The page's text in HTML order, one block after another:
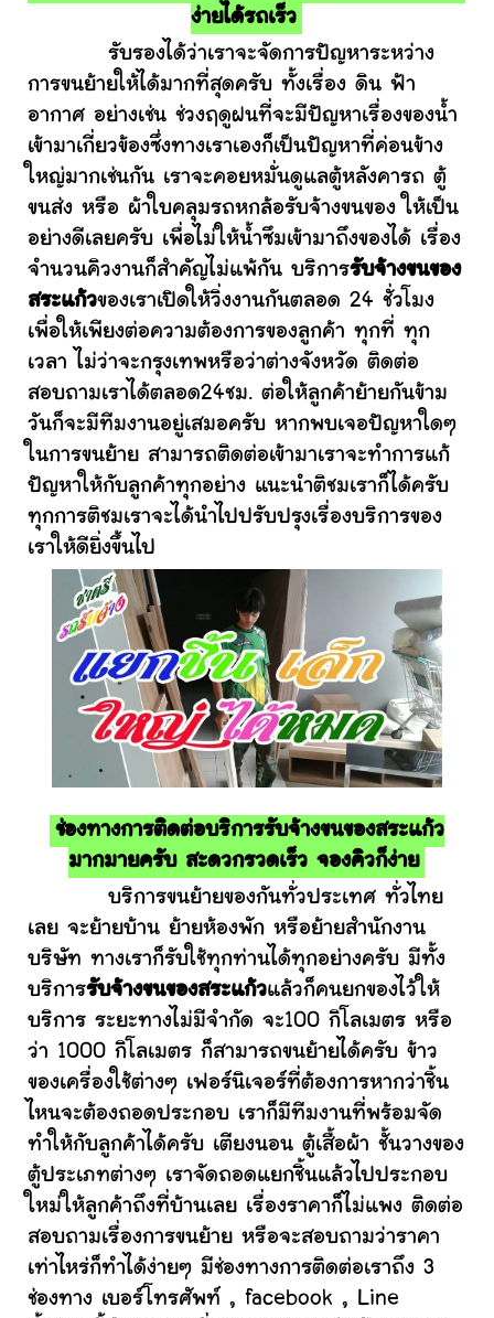
ง่ายได้รถเร็ว
รับรองได้ว่าเราจะจัดการปัญหาระหว่าง
การขนย้ายให้ได้มากที่สุดครับ ทั้งเรื่อง ดิน ฟ้า
อากาศ อย่างเช่น ช่วงฤดูฝนที่จะมีปัญหาเรื่องของน้ำ
เข้ามาเกี่ยวข้องซึ่งทางเราเองก็เป็นปัญหาที่ค่อนข้าง
ใหญ่มากเช่นกัน เราจะคอยหมั่นดูแลตู้หลังคารถ ตู้
ขนส่ง หรือ ผ้าใบคลุมรถหกล้อรับจ้างขนของ ให้เป็น
อย่างดีเลยครับ เพื่อไม่ให้น้ำซึมเข้ามาถึงของได้ เรื่อง
จำนวนคิวงานก็สำคัญไม่แพ้กัน บริการรับจ้างขนของ
สระแก้วของเราเปิดให้วิ่งงานกันตลอด 24 ชั่วโมง
เพื่อให้เพียงต่อความต้องการของลูกค้า ทุกที่ ทุก
เวลา ไม่ว่าจะกรุงเทพหรือว่าต่างจังหวัด ติดต่อ
สอบถามเราได้ตลอด24ชม. ต่อให้ลูกค้าย้ายกันข้าม
วันก็จะมีทีมงานอยู่เสมอครับ หากพบเจอปัญหาใดๆ
ในการขนย้าย สามารถติดต่อเข้ามาเราจะทำการแก้
ปัญหาให้กับลูกค้าทุกอย่าง แนะนำติชมเราก็ได้ครับ
ทุกการติชมเราจะได้นำไปปรับปรุงเรื่องบริการของ
เราให้ดียิ่งขึ้นไป
ช่องทางการติดต่อบริการรับจ้างขนของสระแก้ว
มากมายครับ สะดวกรวดเร็ว จองคิวก็ง่าย
บริการขนย้ายของกันทั่วประเทศ ทั่วไทย
เลย จะย้ายบ้าน ย้ายห้องพัก หรือย้ายสำนักงาน
บริษัท ทางเราก็รับใช้ทุกท่านได้ทุกอย่างครับ มีทั้ง
บริการรับจ้างขนของสระแก้วแล้วก็คนยกของไว้ให้
บริการ ระยะทางไม่มีจำกัด จะ100 กิโลเมตร หรือ
ว่า 1000 กิโลเมตร ก็สามารถขนย้ายได้ครับ ข้าว
ของเครื่องใช้ต่างๆ เฟอร์นิเจอร์ที่ต้องการหากว่าชิ้น
ไหนจะต้องถอดประกอบ เราก็มีทีมงานที่พร้อมจัด
ทำให้กับลูกค้าได้ครับ เตียงนอน ตู้เสื้อผ้า ชั้นวางของ
ตู้ประเภทต่างๆ เราจัดถอดแยกชิ้นแล้วไปประกอบ
ใหม่ให้ลูกค้าถึงที่บ้านเลย เรื่องราคาก็ไม่แพง ติดต่อ
สอบถามเรื่องการขนย้าย หรือจะสอบถามว่าราคา
เท่าไหร่ก็ทำได้ง่ายๆ มีช่องทางการติดต่อเราถึง 3
ช่องทาง เบอร์โทรศัพท์ , facebook , Line